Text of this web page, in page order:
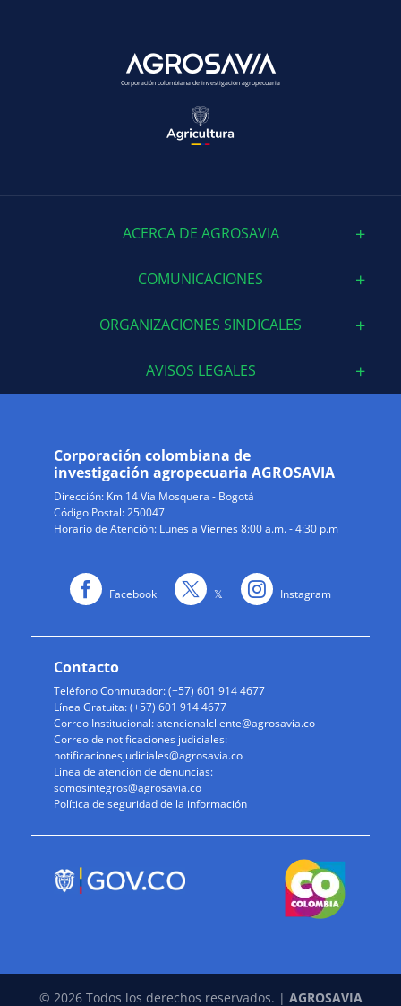
Corporación colombiana de investigación agropecuaria
ACERCA DE AGROSAVIA
COMUNICACIONES
ORGANIZACIONES SINDICALES
AVISOS LEGALES
Corporación colombiana de
investigación agropecuaria AGROSAVIA
Dirección: Km 14 Vía Mosquera - Bogotá
Código Postal: 250047
Horario de Atención: Lunes a Viernes 8:00 a.m. - 4:30 p.m
Facebook 𝕏 Instagram
Contacto
Teléfono Conmutador: (+57) 601 914 4677
Línea Gratuita: (+57) 601 914 4677
Correo Institucional:atencionalcliente@agrosavia.co
Correo de notificaciones judiciales:
notificacionesjudiciales@agrosavia.co
Línea de atención de denuncias:
somosintegros@agrosavia.co
Política de seguridad de la información
© 2026 Todos los derechos reservados. | AGROSAVIA